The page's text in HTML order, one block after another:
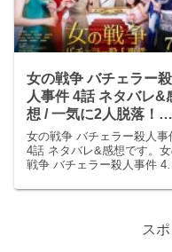
プ御曹司で、...
女の戦争 バチェラー殺
人事件 4話 ネタバレ&
想 / 一気に2人脱落！謎
の伏線も一気にちらつ
せの回。
女の戦争 バチェラー殺人事
4話 ネタバレ&感想です。
戦争 バチェラー殺人事件 4話
玲奈)、嶋田理恵(北原里英)
(古川雄大)の４人はテーマパ
クを貸し切りデートするこ
ス